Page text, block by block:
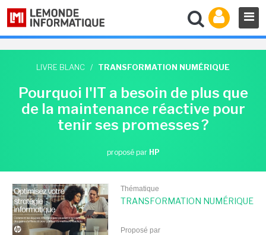
LIVRE BLANC / TRANSFORMATION NUMÉRIQUE
Pourquoi l'IT a besoin de plus que
de la maintenance réactive pour
tenir ses promesses ?
proposé par HP
Thématique
TRANSFORMATION NUMÉRIQUE
Proposé par